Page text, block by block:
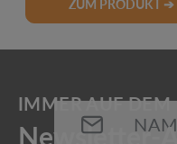
ZUM PRODUKT ➔